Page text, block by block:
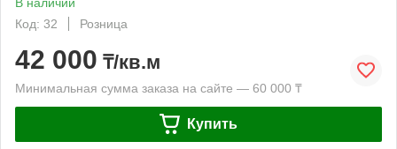
Код: 32
Розница
42 000 ₸/кв.м
Минимальная сумма заказа на сайте — 60 000 ₸
Купить